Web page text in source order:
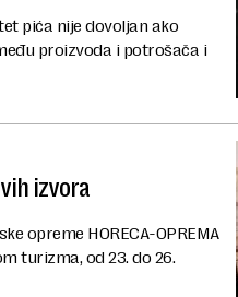
pića nije dovoljan ako
proizvoda i potrošača i
izvora
opreme HORECA-OPREMA
turizma, od 23. do 26.